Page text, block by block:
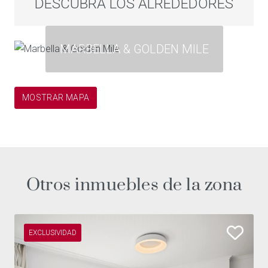
DESCUBRA LOS ALREDEDORES
MARBELLA & GOLDEN MILE
MOSTRAR MAPA
Otros inmuebles de la zona
EXCLUSIVIDAD